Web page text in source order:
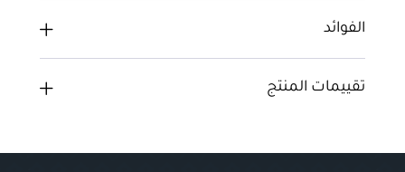
الفوائد
تقييمات المنتج